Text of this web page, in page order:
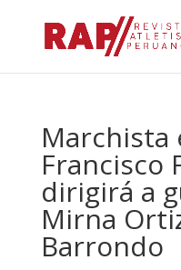
Marchista
Francisco
dirigirá a
Mirna
Barrondo